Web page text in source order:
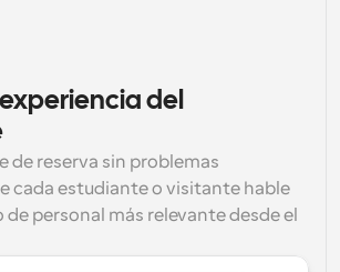
del
de reserva sin problemas
cada estudiante o visitante hable
personal más relevante desde el